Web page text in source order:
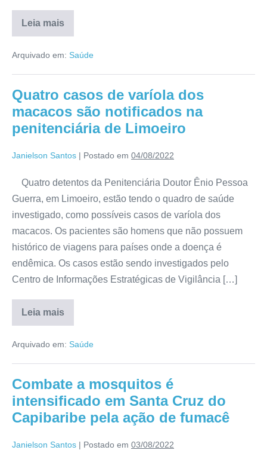
Leia mais
Arquivado em: Saúde
Quatro casos de varíola dos
macacos são notificados na
penitenciária de Limoeiro
Janielson Santos | Postado em 04/08/2022
Quatro detentos da Penitenciária Doutor Ênio Pessoa
Guerra, em Limoeiro, estão tendo o quadro de saúde
investigado, como possíveis casos de varíola dos
macacos. Os pacientes são homens que não possuem
histórico de viagens para países onde a doença é
endêmica. Os casos estão sendo investigados pelo
Centro de Informações Estratégicas de Vigilância […]
Leia mais
Arquivado em: Saúde
Combate a mosquitos é
intensificado em Santa Cruz do
Capibaribe pela ação de fumacê
Janielson Santos | Postado em 03/08/2022